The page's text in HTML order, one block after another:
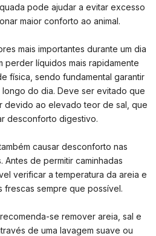
pode ajudar a evitar excesso
maior conforto ao animal.
mais importantes durante um dia
perder líquidos mais rapidamente
física, sendo fundamental garantir
do dia. Deve ser evitado que
devido ao elevado teor de sal, que
desconforto digestivo.
causar desconforto nas
Antes de permitir caminhadas
verificar a temperatura da areia e
frescas sempre que possível.
se remover areia, sal e
de uma lavagem suave ou